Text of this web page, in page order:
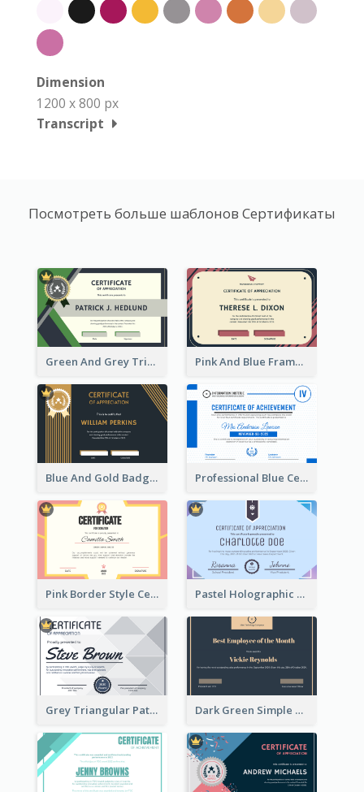
Dimension
1200 x 800 px
Transcript
Посмотреть больше шаблонов Сертификаты
Green And Grey Triangles With Badge Certificate Pink And Blue Frame Company Certificate
Blue And Gold Badge Appreciation Certificate Professional Blue Certificate Design Template Idea
Pink Border Style Certificate Design Template Pastel Holographic Certificate Of Appreciation
Grey Triangular Pattern Best Certificate Design Dark Green Simple Certificate For Best Employee